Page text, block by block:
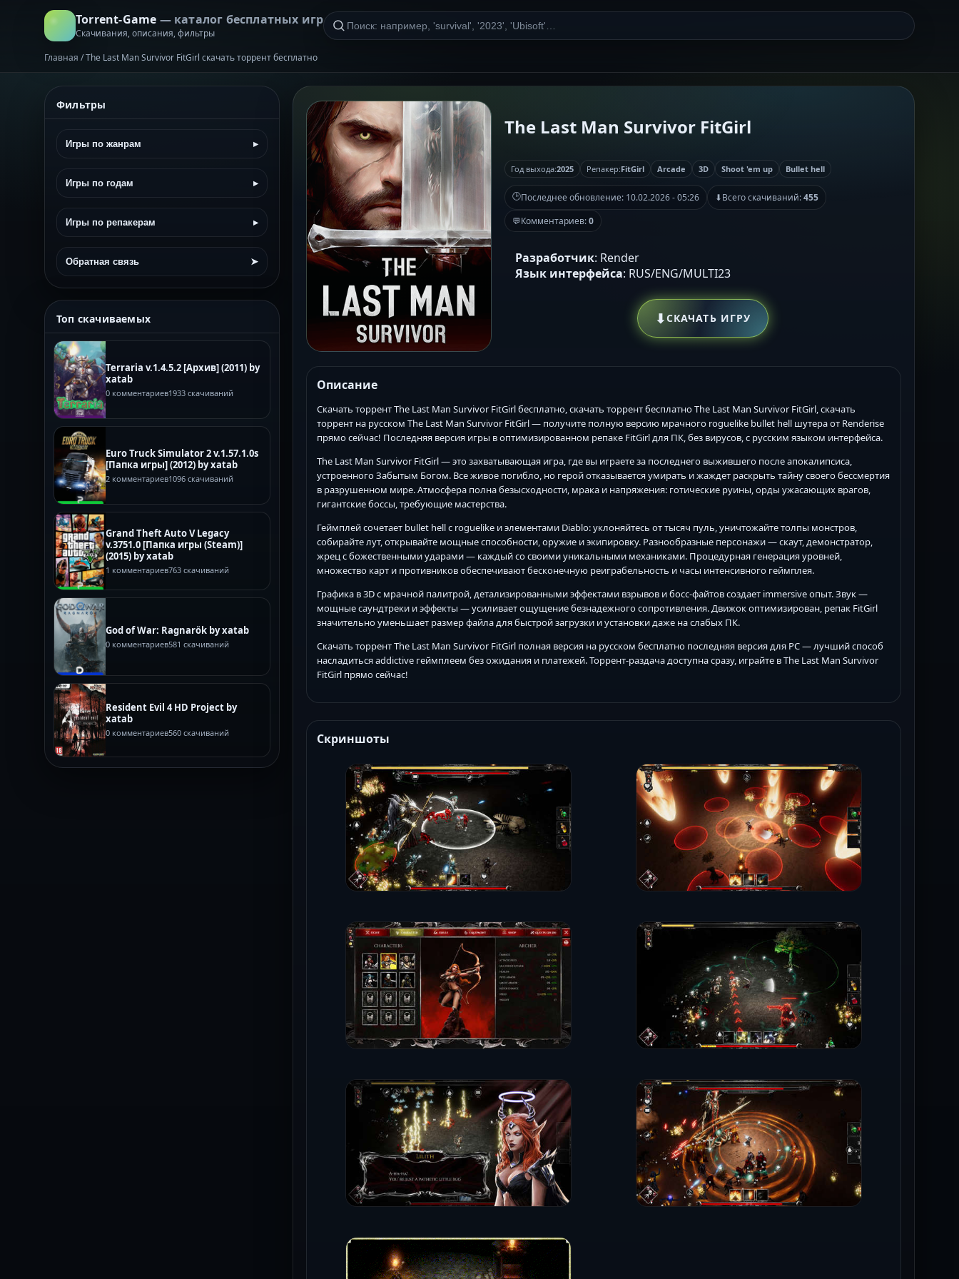
Torrent-Game — каталог бесплатных игр
Скачивания, описания, фильтры
Главная /The Last Man Survivor FitGirl скачать торрент бесплатно
Фильтры
Игры по жанрам ▸
Игры по годам ▸
Игры по репакерам ▸
Обратная связь ➤
Топ скачиваемых
Terraria v.1.4.5.2 [Архив] (2011) by
xatab
0 комментариев1933 скачиваний
Euro Truck Simulator 2 v.1.57.1.0s
[Папка игры] (2012) by xatab
2 комментариев1096 скачиваний
Grand Theft Auto V Legacy
v.3751.0 [Папка игры (Steam)]
(2015) by xatab
1 комментариев763 скачиваний
God of War: Ragnarök by xatab
0 комментариев581 скачиваний
Resident Evil 4 HD Project by
xatab
0 комментариев560 скачиваний
The Last Man Survivor FitGirl
Год выхода:2025 Репакер:FitGirl Arcade 3D Shoot 'em up Bullet hell
🕒Последнее обновление: 10.02.2026 - 05:26 ⬇Всего скачиваний:455
💬Комментариев:0
Разработчик: Render
Язык интерфейса: RUS/ENG/MULTI23
⬇СКАЧАТЬ ИГРУ
Описание
Скачать торрент The Last Man Survivor FitGirl бесплатно, скачать торрент бесплатно The Last Man Survivor FitGirl, скачать
торрент на русском The Last Man Survivor FitGirl — получите полную версию мрачного roguelike bullet hell шутера от Renderise
прямо сейчас! Последняя версия игры в оптимизированном репаке FitGirl для ПК, без вирусов, с русским языком интерфейса.
The Last Man Survivor FitGirl — это захватывающая игра, где вы играете за последнего выжившего после апокалипсиса,
устроенного Забытым Богом. Все живое погибло, но герой отказывается умирать и жаждет раскрыть тайну своего бессмертия
в разрушенном мире. Атмосфера полна безысходности, мрака и напряжения: готические руины, орды ужасающих врагов,
гигантские боссы, требующие мастерства.
Геймплей сочетает bullet hell с roguelike и элементами Diablo: уклоняйтесь от тысяч пуль, уничтожайте толпы монстров,
собирайте лут, открывайте мощные способности, оружие и экипировку. Разнообразные персонажи — скаут, демонстратор,
жрец с божественными ударами — каждый со своими уникальными механиками. Процедурная генерация уровней,
множество карт и противников обеспечивают бесконечную реиграбельность и часы интенсивного геймплея.
Графика в 3D с мрачной палитрой, детализированными эффектами взрывов и босс-файтов создает immersive опыт. Звук —
мощные саундтреки и эффекты — усиливает ощущение безнадежного сопротивления. Движок оптимизирован, репак FitGirl
значительно уменьшает размер файла для быстрой загрузки и установки даже на слабых ПК.
Скачать торрент The Last Man Survivor FitGirl полная версия на русском бесплатно последняя версия для PC — лучший способ
насладиться addictive геймплеем без ожидания и платежей. Торрент-раздача доступна сразу, играйте в The Last Man Survivor
FitGirl прямо сейчас!
Скриншоты